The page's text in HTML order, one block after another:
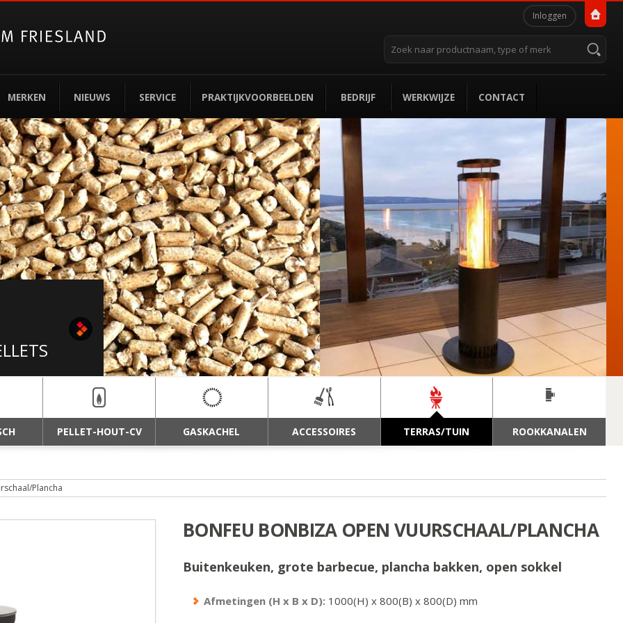
Persoonlijke
Inloggen
Zoek
zoeken...
MERKEN NIEUWS SERVICE PRAKTIJKVOORBEELDEN BEDRIJF WERKWIJZE CONTACT
KAGGELS MET
PELLET-HOUT-CV GASKACHEL ACCESSOIRES TERRAS/TUIN ROOKKANALEN
Plancha
BONFEU BONBIZA OPEN VUURSCHAAL/PLANCHA
Buitenkeuken, grote barbecue, plancha bakken, open sokkel
Afmetingen (H x B x D): 1000(H) x 800(B) x 800(D) mm